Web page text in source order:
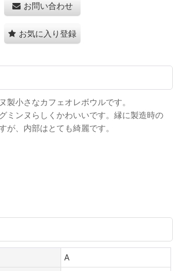
お問い合わせ
お気に入り登録
製小さなカフェオレボウルです。
ミンヌらしくかわいいです。縁に製造時の
が、内部はとても綺麗です。
A